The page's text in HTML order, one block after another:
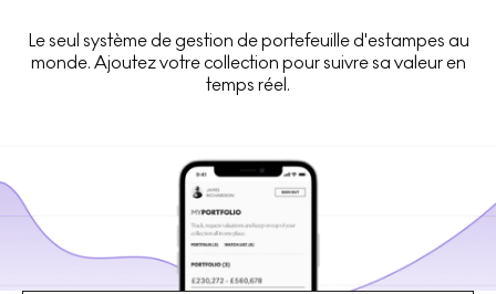
Le seul système de gestion de portefeuille d'estampes au
monde. Ajoutez votre collection pour suivre sa valeur en
temps réel.